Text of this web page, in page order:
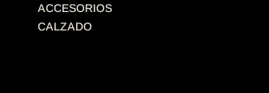
ACCESORIOS
CALZADO